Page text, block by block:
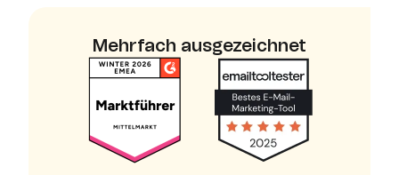
Mehrfach ausgezeichnet